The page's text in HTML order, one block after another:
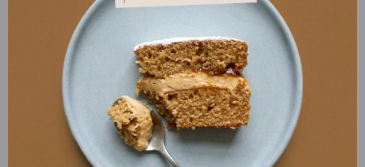
PRODUCTOS QUE TE PUEDEN INTERESAR